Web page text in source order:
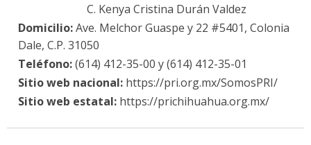
C. Kenya Cristina Durán Valdez
Domicilio:Ave. Melchor Guaspe y 22 #5401, Colonia
Dale, C.P. 31050
Teléfono:(614) 412-35-00 y (614) 412-35-01
Sitio web nacional: https://pri.org.mx/SomosPRI/
Sitio web estatal: https://prichihuahua.org.mx/